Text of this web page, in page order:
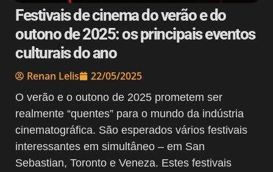
Festivais de cinema do verão e do
outono de 2025: os principais eventos
culturais do ano
Renan Lelis 22/05/2025
O verão e o outono de 2025 prometem ser
realmente “quentes” para o mundo da indústria
cinematográfica. São esperados vários festivais
interessantes em simultâneo – em San
Sebastian, Toronto e Veneza. Estes festivais